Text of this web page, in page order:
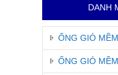
DANH
ỐNG GIÓ
ỐNG GIÓ